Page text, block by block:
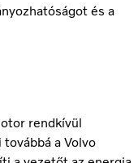
és a
rendkívül
a Volvo